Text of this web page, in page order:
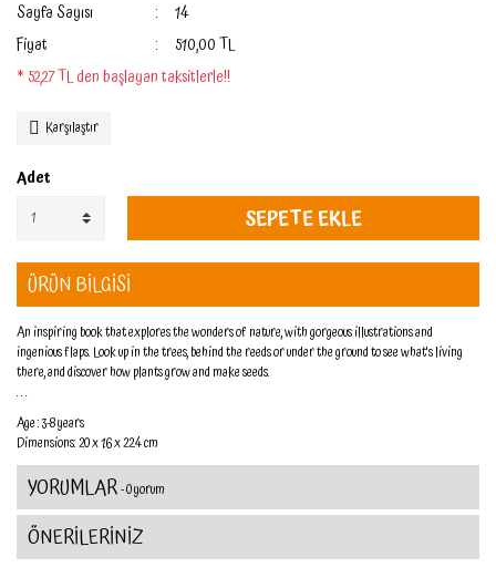
Sayfa Sayısı
14
Fiyat
510,00 TL
* 52,27 TL den başlayan taksitlerle!!
Karşılaştır
Adet
SEPETE EKLE
ÜRÜN BİLGİSİ
An inspiring book that explores the wonders of nature, with gorgeous illustrations and
ingenious flaps. Look up in the trees, behind the reeds or under the ground to see what's living
there, and discover how plants grow and make seeds.
. . .
Age : 3-8 years
Dimensions: 20 x 1.6 x 22.4 cm
YORUMLAR- 0 yorum
ÖNERİLERİNİZ